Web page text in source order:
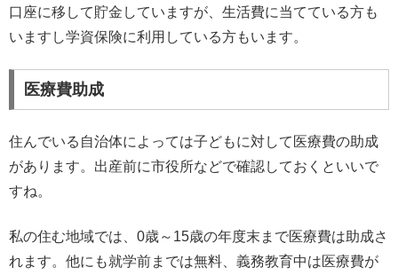
口座に移して貯金していますが、生活費に当てている方も
いますし学資保険に利用している方もいます。
医療費助成
住んでいる自治体によっては子どもに対して医療費の助成
があります。出産前に市役所などで確認しておくといいで
すね。
私の住む地域では、0歳～15歳の年度末まで医療費は助成さ
れます。他にも就学前までは無料、義務教育中は医療費が